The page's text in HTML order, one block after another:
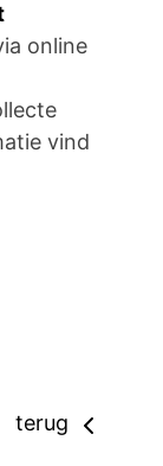
online
vind
terug